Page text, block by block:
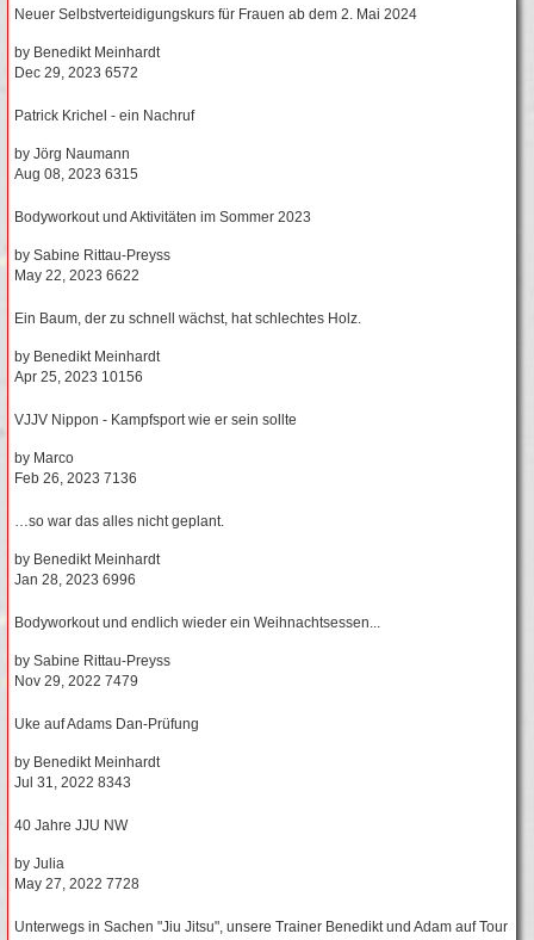
Neuer Selbstverteidigungskurs für Frauen ab dem 2. Mai 2024
by Benedikt Meinhardt
Dec 29, 2023 6572
Patrick Krichel - ein Nachruf
by Jörg Naumann
Aug 08, 2023 6315
Bodyworkout und Aktivitäten im Sommer 2023
by Sabine Rittau-Preyss
May 22, 2023 6622
Ein Baum, der zu schnell wächst, hat schlechtes Holz.
by Benedikt Meinhardt
Apr 25, 2023 10156
VJJV Nippon - Kampfsport wie er sein sollte
by Marco
Feb 26, 2023 7136
…so war das alles nicht geplant.
by Benedikt Meinhardt
Jan 28, 2023 6996
Bodyworkout und endlich wieder ein Weihnachtsessen...
by Sabine Rittau-Preyss
Nov 29, 2022 7479
Uke auf Adams Dan-Prüfung
by Benedikt Meinhardt
Jul 31, 2022 8343
40 Jahre JJU NW
by Julia
May 27, 2022 7728
Unterwegs in Sachen "Jiu Jitsu", unsere Trainer Benedikt und Adam auf Tour